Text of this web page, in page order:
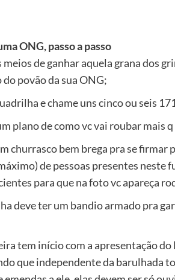
ONG, passo a passo
meios de ganhar aquela grana dos
do povão da sua ONG;
e chame uns cinco ou seis
plano de como vc vai roubar mais
churrasco bem brega pra se firmar
de pessoas presentes neste
para que na foto vc apareça
deve ter um bandio armado pra
tem início com a apresentação
que independente da barulhada